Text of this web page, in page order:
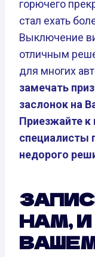
горючего
стал ехать
Выключение
отличным
для многих
замечать
заслонок на
Приезжайте к
специалисты
недорого
НАМ,